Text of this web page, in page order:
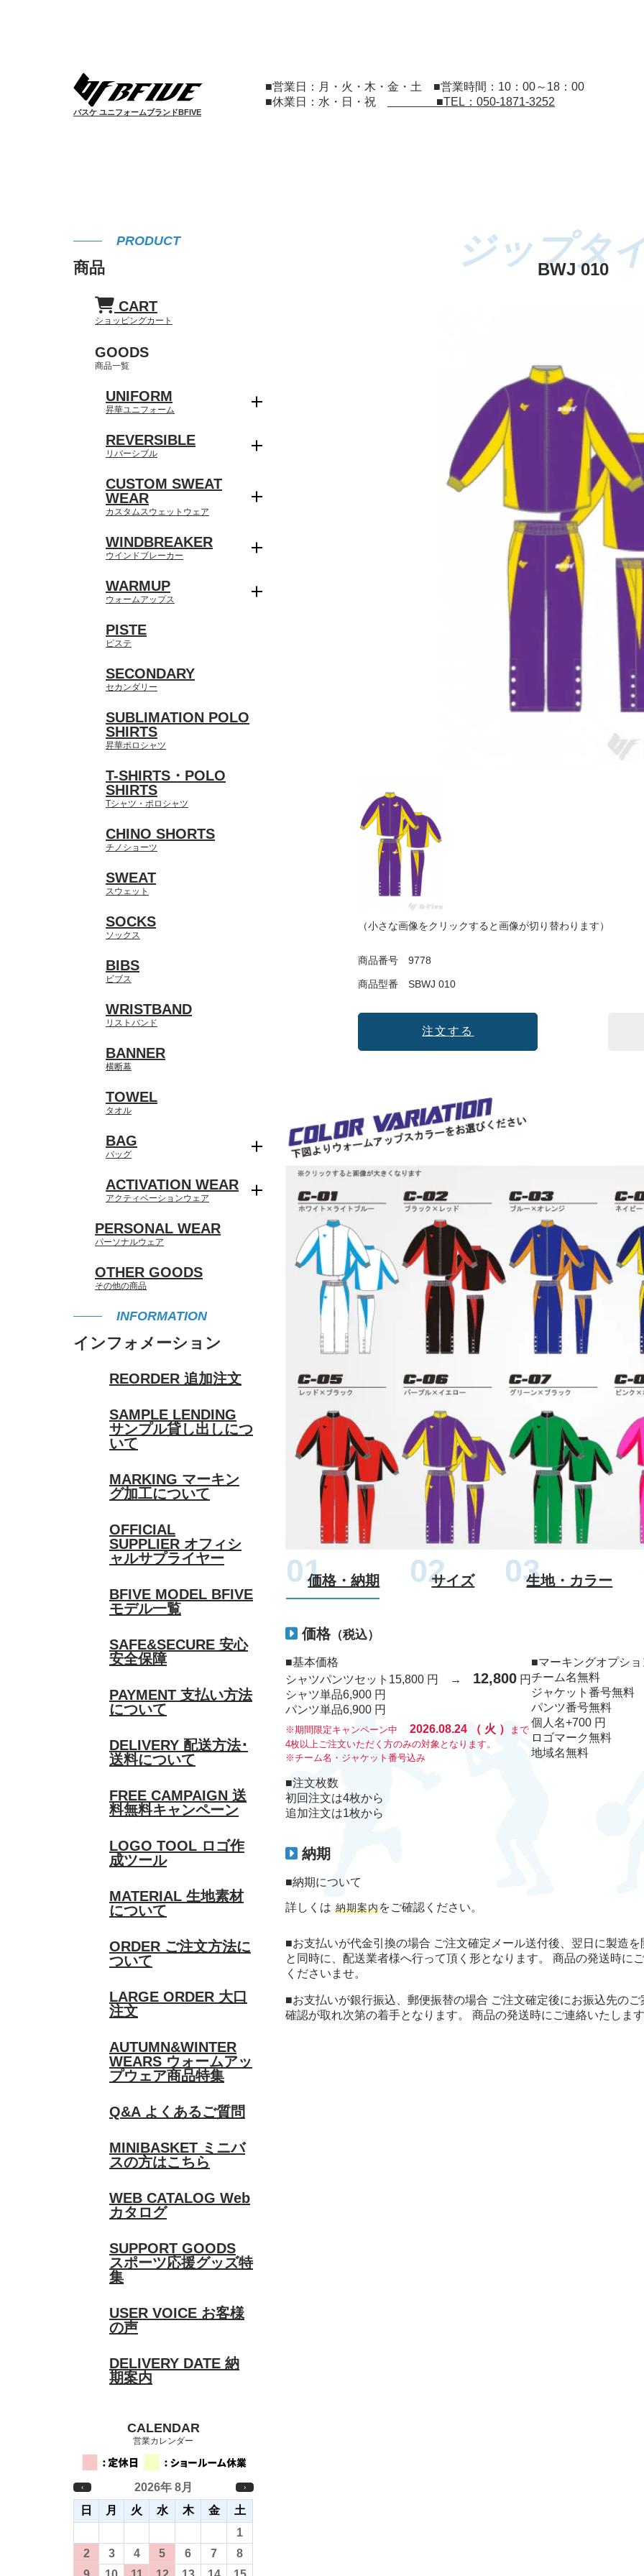
バスケ ユニフォームブランドBFIVE
■営業日：月・火・木・金・土 ■営業時間：10：00～18：00
■休業日：水・日・祝
■TEL：050-1871-3252
PRODUCT
商品
CART
ショッピングカート
GOODS
商品一覧
UNIFORM
昇華ユニフォーム
REVERSIBLE
リバーシブル
CUSTOM SWEAT
WEAR
カスタムスウェットウェア
WINDBREAKER
ウインドブレーカー
WARMUP
ウォームアップス
PISTE
ピステ
SECONDARY
セカンダリー
SUBLIMATION POLO
SHIRTS
昇華ポロシャツ
T-SHIRTS・POLO
SHIRTS
Tシャツ・ポロシャツ
CHINO SHORTS
チノショーツ
SWEAT
スウェット
SOCKS
ソックス
BIBS
ビブス
WRISTBAND
リストバンド
BANNER
横断幕
TOWEL
タオル
BAG
バッグ
ACTIVATION WEAR
アクティベーションウェア
PERSONAL WEAR
パーソナルウェア
OTHER GOODS
その他の商品
INFORMATION
インフォメーション
REORDER 追加注文
SAMPLE LENDING
サンプル貸し出しにつ
いて
MARKING マーキン
グ加工について
OFFICIAL
SUPPLIER オフィシ
ャルサプライヤー
BFIVE MODEL BFIVE
モデル一覧
SAFE&SECURE 安心
安全保障
PAYMENT 支払い方法
について
DELIVERY 配送方法･
送料について
FREE CAMPAIGN 送
料無料キャンペーン
LOGO TOOL ロゴ作
成ツール
MATERIAL 生地素材
について
ORDER ご注文方法に
ついて
LARGE ORDER 大口
注文
AUTUMN&WINTER
WEARS ウォームアッ
プウェア商品特集
Q&A よくあるご質問
MINIBASKET ミニバ
スの方はこちら
WEB CATALOG Web
カタログ
SUPPORT GOODS
スポーツ応援グッズ特
集
USER VOICE お客様
の声
DELIVERY DATE 納
期案内
CALENDAR
営業カレンダー
‹ 2026年 8月 ›
日 月 火 水 木 金
土
1
2
3 4 5 6 7
8
BWJ 010
（小さな画像をクリックすると画像が切り替わります）
商品番号 9778
商品型番 SBWJ 010
注文する
価格・納期 サイズ 生地・カラー
価格 （税込）
■基本価格
シャツパンツセット 15,800 円 → 12,800 円
シャツ単品6,900 円
パンツ単品6,900 円
※期間限定キャンペーン中 2026.08.24 （ 火 ）
まで
4枚以上ご注文いただく方のみの対象となります。
※チーム名・ジャケット番号込み
■注文枚数
初回注文は4枚から
追加注文は1枚から
■マーキングオプシ
チーム名無料
ジャケット番号無料
パンツ番号無料
個人名+700 円
ロゴマーク無料
地域名無料
納期
■納期について
詳しくは 納期案内をご確認ください。
■お支払いが代金引換の場合 ご注文確定メール送付後、翌日に製造
と同時に、配送業者様へ行って頂く形となります。 商品の発送時に
くださいませ。
■お支払いが銀行振込、郵便振替の場合 ご注文確定後にお振込先の
確認が取れ次第の着手となります。 商品の発送時にご連絡いたしま